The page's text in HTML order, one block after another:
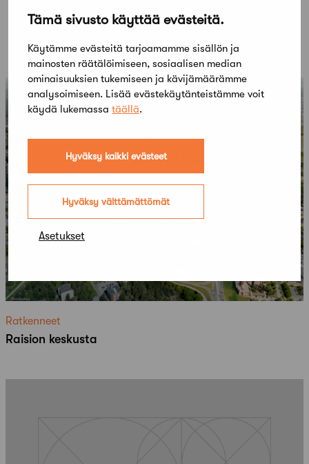
Tämä sivusto käyttää evästeitä.
Käytämme evästeitä tarjoamamme sisällön ja
mainosten räätälöimiseen, sosiaalisen median
ominaisuuksien tukemiseen ja kävijämäärämme
analysoimiseen. Lisää evästekäytänteistämme voit
käydä lukemassa täällä.
Hyväksy kaikki evästeet
Hyväksy välttämättömät
Asetukset
Lisää kilpailuja Kaikki kilpailut
Ratkenneet
Raision keskusta